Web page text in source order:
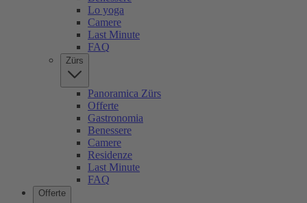
Lo yoga
Camere
Last Minute
FAQ
Zürs
Panoramica Zürs
Offerte
Gastronomia
Benessere
Camere
Residenze
Last Minute
FAQ
Offerte